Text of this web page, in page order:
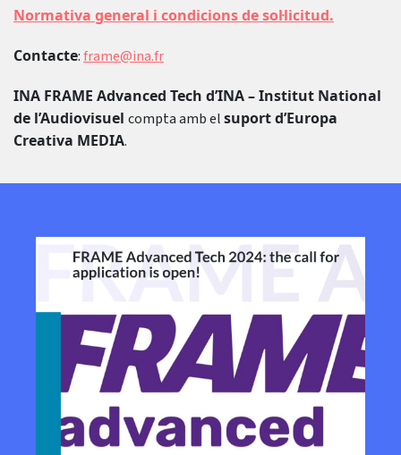
Normativa general i condicions de sol·licitud.
Contacte:frame@ina.fr
INA FRAME Advanced Tech d’INA – Institut National
de l’Audiovisuel compta amb elsuport d’Europa
Creativa MEDIA.